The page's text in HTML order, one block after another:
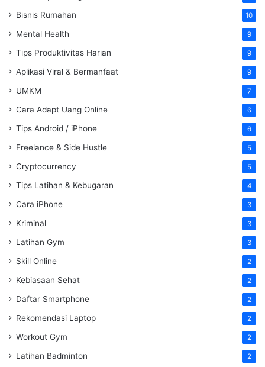
Bisnis Rumahan 10
Mental Health 9
Tips Produktivitas Harian 9
Aplikasi Viral & Bermanfaat 9
UMKM 7
Cara Adapt Uang Online 6
Tips Android / iPhone 6
Freelance & Side Hustle 5
Cryptocurrency 5
Tips Latihan & Kebugaran 4
Cara iPhone 3
Kriminal 3
Latihan Gym 3
Skill Online 2
Kebiasaan Sehat 2
Daftar Smartphone 2
Rekomendasi Laptop 2
Workout Gym 2
Latihan Badminton 2